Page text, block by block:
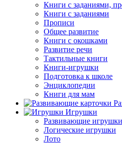
Книги с заданиями,
Книги с заданиями
Прописи
Общее развитие
Книги с окошками
Развитие речи
Тактильные книги
Книги-игрушки
Подготовка к школе
Энциклопедии
Книги для мам
Игрушки
Развивающие игрушки
Логические игрушки
Лото